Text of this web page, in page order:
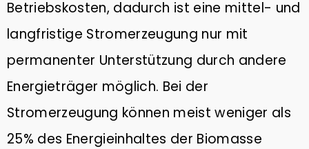
Betriebskosten, dadurch ist eine mittel- und
langfristige Stromerzeugung nur mit
permanenter Unterstützung durch andere
Energieträger möglich. Bei der
Stromerzeugung können meist weniger als
25% des Energieinhaltes der Biomasse